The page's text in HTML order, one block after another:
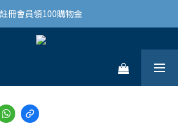
帳滿3,000免運(限台灣)
註冊會員領100購物金
帳滿3,000免運(限台灣)